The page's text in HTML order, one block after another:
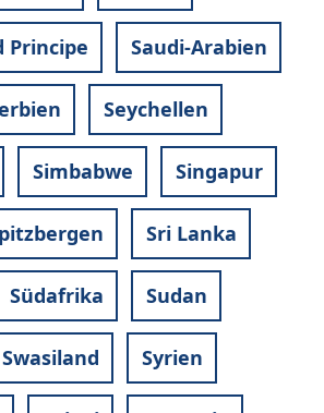
Principe Saudi-Arabien
Seychellen
Simbabwe Singapur
Sri Lanka
Südafrika Sudan
Swasiland Syrien